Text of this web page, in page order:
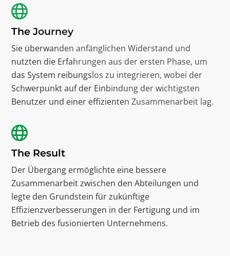
The Journey
Sie überwanden anfänglichen Widerstand und
nutzten die Erfahrungen aus der ersten Phase, um
das System reibungslos zu integrieren, wobei der
Schwerpunkt auf der Einbindung der wichtigsten
Benutzer und einer effizienten Zusammenarbeit lag.
The Result
Der Übergang ermöglichte eine bessere
Zusammenarbeit zwischen den Abteilungen und
legte den Grundstein für zukünftige
Effizienzverbesserungen in der Fertigung und im
Betrieb des fusionierten Unternehmens.